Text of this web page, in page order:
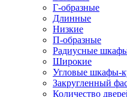
Г-образные
Длинные
Низкие
П-образные
Радиусные
Широкие
Угловые шкафы-
Закругленный
Количество